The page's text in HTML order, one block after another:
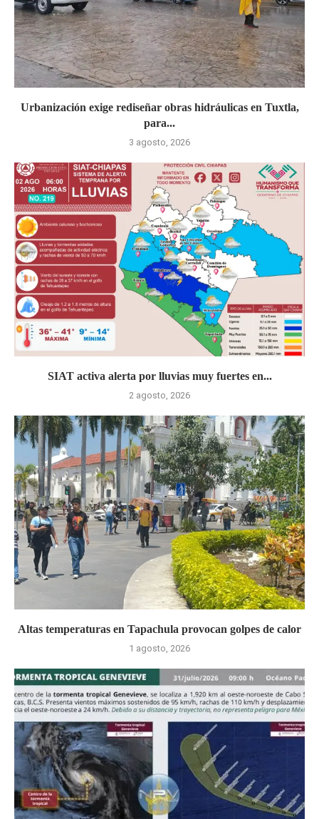
Urbanización exige rediseñar obras hidráulicas en Tuxtla,
para...
3 agosto, 2026
SIAT activa alerta por lluvias muy fuertes en...
2 agosto, 2026
Altas temperaturas en Tapachula provocan golpes de calor
1 agosto, 2026